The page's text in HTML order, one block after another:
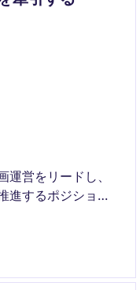
営をリードし、
進するポジション
展開していただき